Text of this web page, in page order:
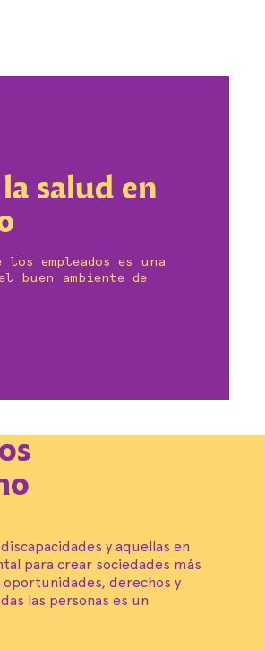
salud en
empleados es una
buen ambiente de
y aquellas en
para crear sociedades más
oportunidades, derechos y
las personas es un